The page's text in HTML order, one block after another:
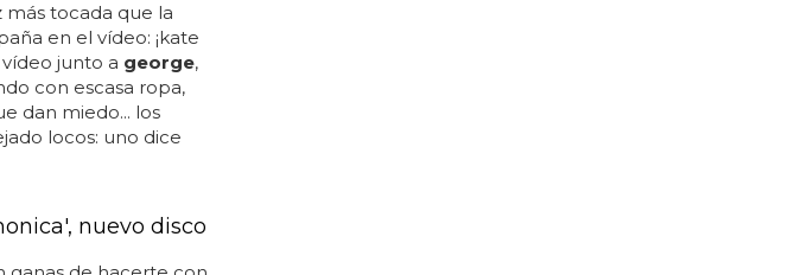
tocada que la
en el vídeo: ¡kate
junto a george,
con escasa ropa,
dan miedo... los
locos: uno dice
nuevo disco